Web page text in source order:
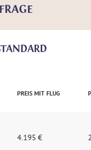
PREIS MIT FLUG
4.195 €